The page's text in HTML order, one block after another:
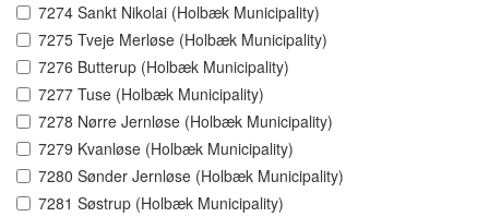
7274 Sankt Nikolai (Holbæk Municipality)
7275 Tveje Merløse (Holbæk Municipality)
7276 Butterup (Holbæk Municipality)
7277 Tuse (Holbæk Municipality)
7278 Nørre Jernløse (Holbæk Municipality)
7279 Kvanløse (Holbæk Municipality)
7280 Sønder Jernløse (Holbæk Municipality)
7281 Søstrup (Holbæk Municipality)